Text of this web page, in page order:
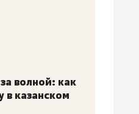
волной: как
в казанском